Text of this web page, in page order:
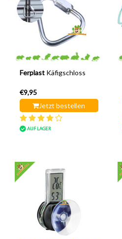
Ferplast Käfigschloss
€9,95
Jetzt bestellen
AUF LAGER